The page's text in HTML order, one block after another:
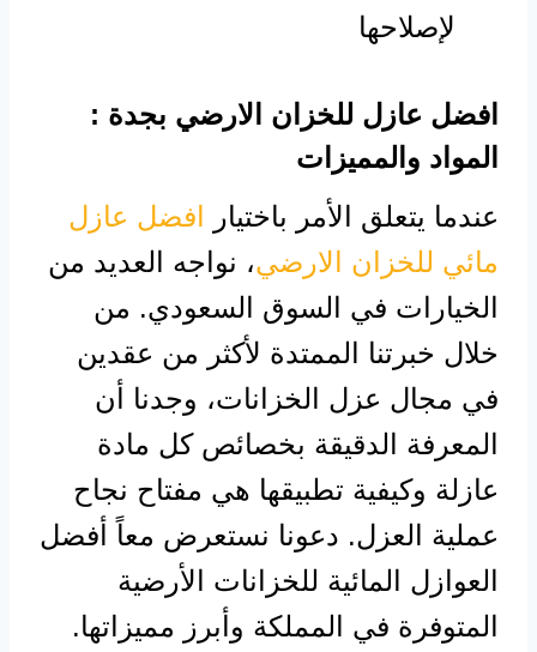
لإصلاحها
افضل عازل للخزان الارضي بجدة :
المواد والمميزات
عندما يتعلق الأمر باختيار
افضل عازل
مائي للخزان الارضي، نواجه العديد من
الخيارات في السوق السعودي. من
خلال خبرتنا الممتدة لأكثر من عقدين
في مجال عزل الخزانات، وجدنا أن
المعرفة الدقيقة بخصائص كل مادة
عازلة وكيفية تطبيقها هي مفتاح نجاح
عملية العزل. دعونا نستعرض معاً أفضل
العوازل المائية للخزانات الأرضية
المتوفرة في المملكة وأبرز مميزاتها.